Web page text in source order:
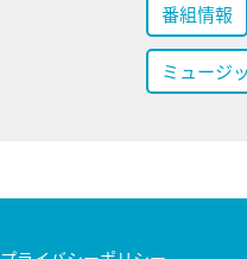
番組情報
ミュージ